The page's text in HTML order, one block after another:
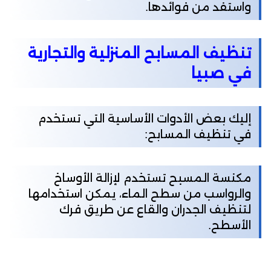
واستفد من فوائدها.
تنظيف المسابح المنزلية والتجارية
في صبيا
إليك بعض الأدوات الأساسية التي تستخدم
في تنظيف المسابح:
مكنسة المسبح تستخدم لإزالة الأوساخ
والرواسب من سطح الماء، يمكن استخدامها
لتنظيف الجدران والقاع عن طريق فرك
الأسطح.